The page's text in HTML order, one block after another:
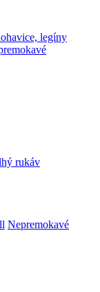
legíny
rukáv
Nepremokavé